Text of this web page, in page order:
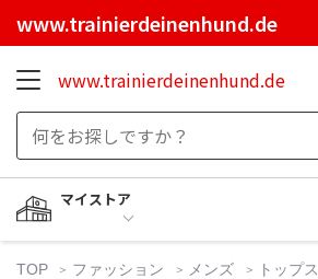
www.trainierdeinenhund.de
www.trainierdeinenhund.de
マイストア
TOP ファッション メンズ トップス